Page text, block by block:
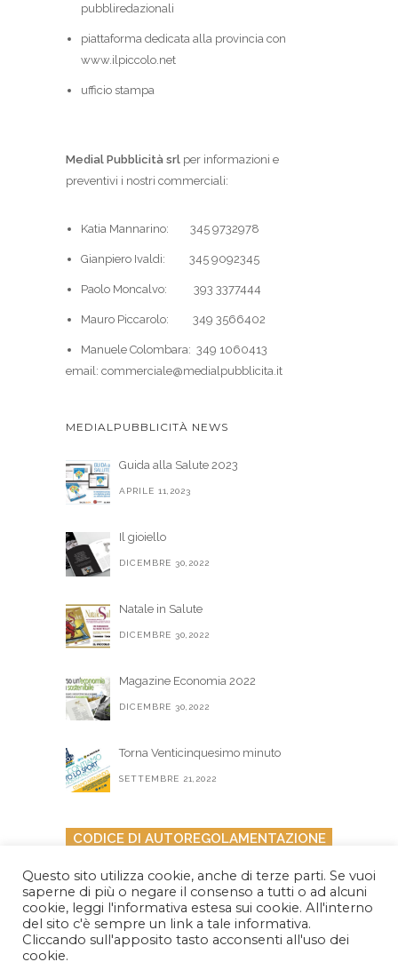
pubbliredazionali
piattaforma dedicata alla provincia con
www.ilpiccolo.net
ufficio stampa
Medial Pubblicità srl per informazioni e
preventivi i nostri commerciali:
Katia Mannarino: 345 9732978
Gianpiero Ivaldi: 345 9092345
Paolo Moncalvo: 393 3377444
Mauro Piccarolo: 349 3566402
Manuele Colombara: 349 1060413
email: commerciale@medialpubblicita.it
MEDIALPUBBLICITÀ NEWS
Guida alla Salute 2023
APRILE 11,2023
Il gioiello
DICEMBRE 30,2022
Natale in Salute
DICEMBRE 30,2022
Magazine Economia 2022
DICEMBRE 30,2022
Torna Venticinquesimo minuto
SETTEMBRE 21,2022
CODICE DI AUTOREGOLAMENTAZIONE
Questo sito utilizza cookie, anche di terze parti. Se vuoi
saperne di più o negare il consenso a tutti o ad alcuni
cookie, leggi l'informativa estesa sui cookie. All'interno
del sito c'è sempre un link a tale informativa.
Cliccando sull'apposito tasto acconsenti all'uso dei
cookie.